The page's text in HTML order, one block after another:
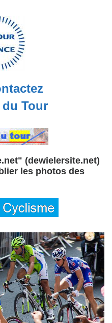
Tour
(dewielersite.net)
les photos des